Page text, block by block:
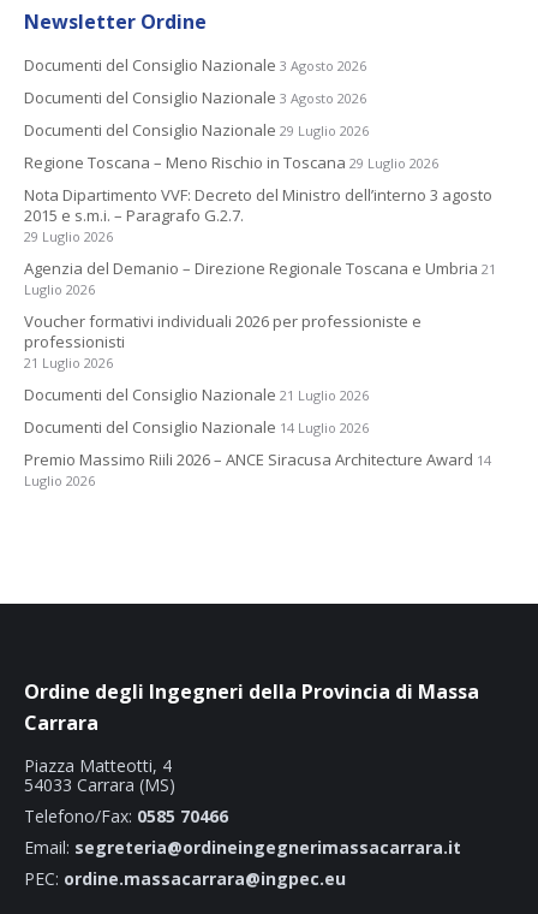
Newsletter Ordine
Documenti del Consiglio Nazionale 3 Agosto 2026
Documenti del Consiglio Nazionale 3 Agosto 2026
Documenti del Consiglio Nazionale 29 Luglio 2026
Regione Toscana – Meno Rischio in Toscana 29 Luglio 2026
Nota Dipartimento VVF: Decreto del Ministro dell’interno 3 agosto
2015 e s.m.i. – Paragrafo G.2.7.
29 Luglio 2026
Agenzia del Demanio – Direzione Regionale Toscana e Umbria 21
Luglio 2026
Voucher formativi individuali 2026 per professioniste e
professionisti
21 Luglio 2026
Documenti del Consiglio Nazionale 21 Luglio 2026
Documenti del Consiglio Nazionale 14 Luglio 2026
Premio Massimo Riili 2026 – ANCE Siracusa Architecture Award 14
Luglio 2026
Ordine degli Ingegneri della Provincia di Massa
Carrara
Piazza Matteotti, 4
54033 Carrara (MS)
Telefono/Fax: 0585 70466
Email: segreteria@ordineingegnerimassacarrara.it
PEC: ordine.massacarrara@ingpec.eu